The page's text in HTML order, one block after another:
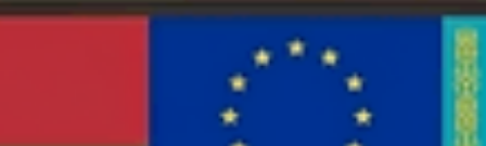
выбрать
странице
товара.